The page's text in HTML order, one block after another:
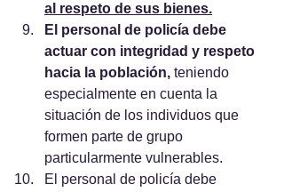
al respeto de sus bienes.
El personal de policía debe
actuar con integridad y respeto
hacia la población, teniendo
especialmente en cuenta la
situación de los individuos que
formen parte de grupo
particularmente vulnerables.
El personal de policía debe